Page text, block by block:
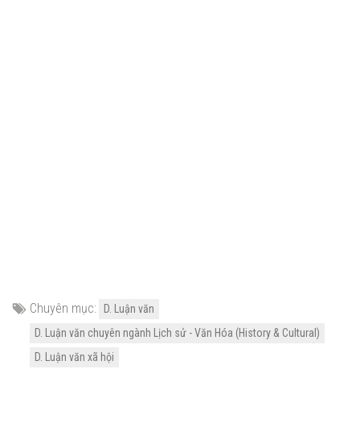
Chuyên mục:
D. Luận văn
D. Luận văn chuyên ngành Lịch sử - Văn Hóa (History & Cultural)
D. Luận văn xã hội